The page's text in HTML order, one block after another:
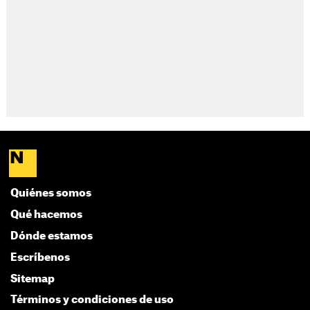
Quiénes somos
Qué hacemos
Dónde estamos
Escríbenos
Sitemap
Términos y condiciones de uso